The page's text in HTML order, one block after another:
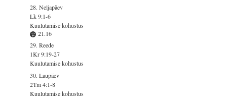
28. Neljapäev
Lk 9:1-6
Kuulutamise kohustus
21.16
29. Reede
1Kr 9:19-27
Kuulutamise kohustus
30. Laupäev
2Tm 4:1-8
Kuulutamise kohustus